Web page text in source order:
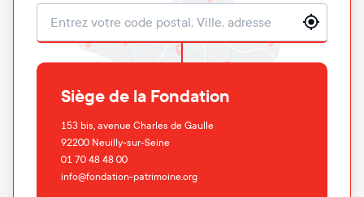
Localisation
Siège de la Fondation
153 bis, avenue Charles de Gaulle
92200 Neuilly-sur-Seine
01 70 48 48 00
info@fondation-patrimoine.org